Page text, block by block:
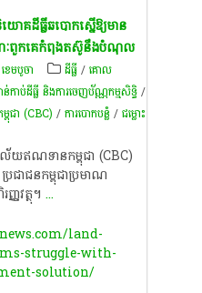
គដីធ្លី​ឆបោក​ស្នើឱ្យមាន
ៈពួកគេកំពុងតស៊ូនឹងបំណុល
ខេ​ម​បូ​ចា ដីធ្លី/គោល
ន់កាប់​ដីធ្លី និង​ការចេញ​ប័ណ្ណកម្មសិទ្ធិ​/
ជា (CBC) /ការបោកបន្លំ /ជម្លោះ​
យឥណទានកម្ពុជា (CBC)
ជាជនកម្ពុជាប្រមាណ
ញវត្ថុ។ ...
land-
struggle-with-
solution/